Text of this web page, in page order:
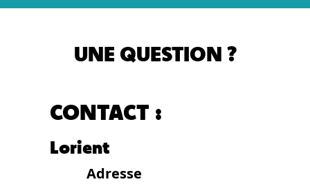
UNE QUESTION ?
CONTACT :
Lorient
Adresse